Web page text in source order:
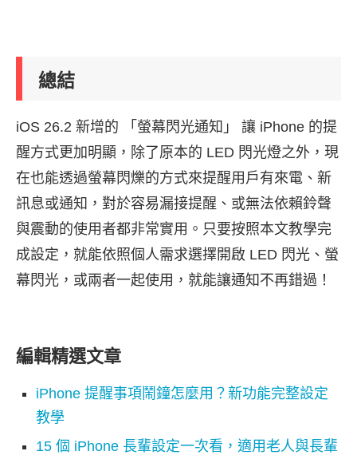
總結
iOS 26.2 新增的 「螢幕閃光通知」 讓 iPhone 的提
醒方式更加明顯，除了原本的 LED 閃光燈之外，現
在也能透過螢幕閃爍的方式來提醒用戶有來電、新
訊息或通知，對於容易漏接提醒、或無法依賴鈴聲
與震動的使用者都非常實用。只要按照本文教學完
成設定，就能依照個人需求選擇開啟 LED 閃光、螢
幕閃光，或兩者一起使用，就能讓通知不再錯過！
編輯精選文章
iPhone 提醒事項鬧鐘怎麼用？新功能完整設定
教學
15 個 iPhone 長輩設定一次看，適用老人與長輩